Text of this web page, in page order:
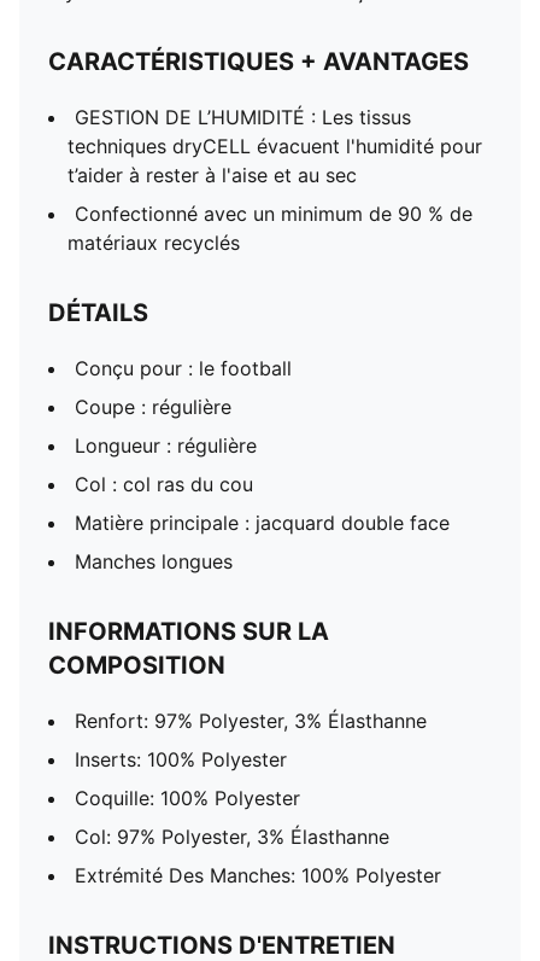
CARACTÉRISTIQUES + AVANTAGES
GESTION DE L’HUMIDITÉ : Les tissus
techniques dryCELL évacuent l'humidité pour
t’aider à rester à l'aise et au sec
Confectionné avec un minimum de 90 % de
matériaux recyclés
DÉTAILS
Conçu pour : le football
Coupe : régulière
Longueur : régulière
Col : col ras du cou
Matière principale : jacquard double face
Manches longues
INFORMATIONS SUR LA
COMPOSITION
Renfort: 97% Polyester, 3% Élasthanne
Inserts: 100% Polyester
Coquille: 100% Polyester
Col: 97% Polyester, 3% Élasthanne
Extrémité Des Manches: 100% Polyester
INSTRUCTIONS D'ENTRETIEN